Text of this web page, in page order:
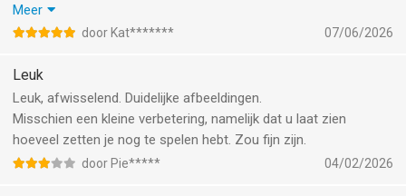
zijn de vele klassieke ️ bordspelen afgewisseld met ook
modernere i.c.m. zoveel schitterende en afwisselende
rustgevende muziek ️ . Ik word daar écht eindelijk rustig van, en
ben eerlijk gezegd inmiddels feitelijk verslaafd. Want als ik een
spel begin kan ik nog maar zeer moeilijk stoppen met uiterste
krachtsinspanning en nog heel fff ... dan ben ik echt verslaafd
aan dit spel! Dus dames en heren bedankt ga zo door met
Meer
door Kat******* 07/06/2026
Leuk
Leuk, afwisselend. Duidelijke afbeeldingen.
Misschien een kleine verbetering, namelijk dat u laat zien
hoeveel zetten je nog te spelen hebt. Zou fijn zijn.
door Pie***** 04/02/2026